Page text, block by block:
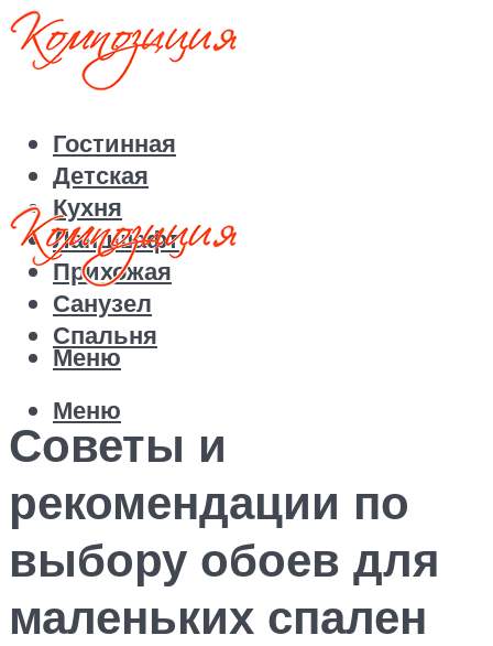
Гостинная
Детская
Кухня
Ландшафт
Прихожая
Санузел
Спальня
Меню
Меню
Советы и
рекомендации по
выбору обоев для
маленьких спален